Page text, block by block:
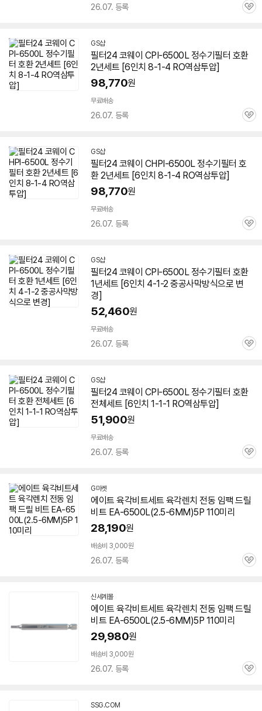
26.07. 등록
관
GS샵
필터24 코웨이 CPI-6500L정수기필터 호환
2년세트 [6인치 8-1-4 RO역삼투압]
98,770원
무료배송
26.07. 등록
관
GS샵
필터24 코웨이 CHPI-6500L정수기필터 호
환 2년세트 [6인치 8-1-4 RO역삼투압]
98,770원
무료배송
26.07. 등록
관
GS샵
필터24 코웨이 CPI-6500L정수기필터 호환
1년세트 [6인치 4-1-2 중공사막방식으로 변
경]
52,460원
무료배송
26.07. 등록
관
GS샵
필터24 코웨이 CPI-6500L정수기필터 호환
전체세트 [6인치 1-1-1 RO역삼투압]
51,900원
무료배송
26.07. 등록
관
G마켓
에이트 육각비트세트 육각렌치 전동 임팩 드릴
비트 EA-6500L(2.5-6MM)5P 110미리
28,190원
배송비 3,000원
26.07. 등록
관
신세계몰
에이트 육각비트세트 육각렌치 전동 임팩 드릴
비트 EA-6500L(2.5-6MM)5P 110미리
29,980원
배송비 3,000원
26.07. 등록
관
SSG.COM